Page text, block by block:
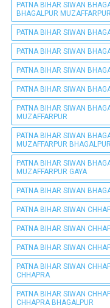
PATNA BIHAR SIWAN
BHAGALPUR
PATNA BIHAR SIWAN
PATNA BIHAR SIWAN
PATNA BIHAR SIWAN
PATNA BIHAR SIWAN
PATNA BIHAR SIWAN
MUZAFFARPUR
PATNA BIHAR SIWAN
MUZAFFARPUR BHAGALPUR
PATNA BIHAR SIWAN
MUZAFFARPUR GAYA
PATNA BIHAR SIWAN
PATNA BIHAR SIWAN
PATNA BIHAR SIWAN
PATNA BIHAR SIWAN
PATNA BIHAR SIWAN
CHHAPRA
PATNA BIHAR SIWAN
CHHAPRA BHAGALPUR